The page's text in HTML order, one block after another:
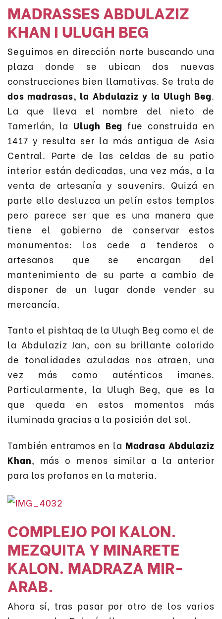
MADRASSES ABDULAZIZ
KHAN I ULUGH BEG
Seguimos en dirección norte buscando una
plaza donde se ubican dos nuevas
construcciones bien llamativas. Se trata de
dos madrasas, la Abdulaziz y la Ulugh Beg.
La que lleva el nombre del nieto de
Tamerlán, la Ulugh Beg fue construida en
1417 y resulta ser la más antigua de Asia
Central. Parte de las celdas de su patio
interior están dedicadas, una vez más, a la
venta de artesanía y souvenirs. Quizá en
parte ello desluzca un pelín estos templos
pero parece ser que es una manera que
tiene el gobierno de conservar estos
monumentos: los cede a tenderos o
artesanos que se encargan del
mantenimiento de su parte a cambio de
disponer de un lugar donde vender su
mercancía.
Tanto el pishtaq de la Ulugh Beg como el de
la Abdulaziz Jan, con su brillante colorido
de tonalidades azuladas nos atraen, una
vez más como auténticos imanes.
Particularmente, la Ulugh Beg, que es la
que queda en estos momentos más
iluminada gracias a la posición del sol.
También entramos en la Madrasa Abdulaziz
Khan, más o menos similar a la anterior
para los profanos en la materia.
COMPLEJO POI KALON.
MEZQUITA Y MINARETE
KALON. MADRAZA MIR-
ARAB.
Ahora sí, tras pasar por otro de los varios